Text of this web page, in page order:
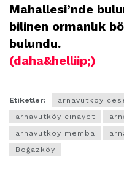
Mahallesi’nde
bilinen ormanlık
bulundu.
(daha&helliip;)
Etiketler: arnavutköy
arnavutköy cinayet
arnavutköy memba
Boğazköy